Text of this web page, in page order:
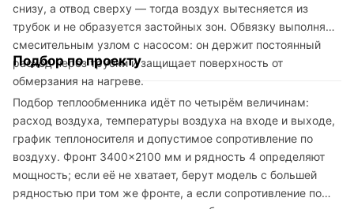
снизу, а отвод сверху — тогда воздух вытесняется из
трубок и не образуется застойных зон. Обвязку выполняют
смесительным узлом с насосом: он держит постоянный
расход через трубки и защищает поверхность от
обмерзания на нагреве.
Подбор по проекту
Подбор теплообменника идёт по четырём величинам:
расход воздуха, температуры воздуха на входе и выходе,
график теплоносителя и допустимое сопротивление по
воздуху. Фронт 3400×2100 мм и рядность 4 определяют
мощность; если её не хватает, берут модель с большей
рядностью при том же фронте, а если сопротивление по